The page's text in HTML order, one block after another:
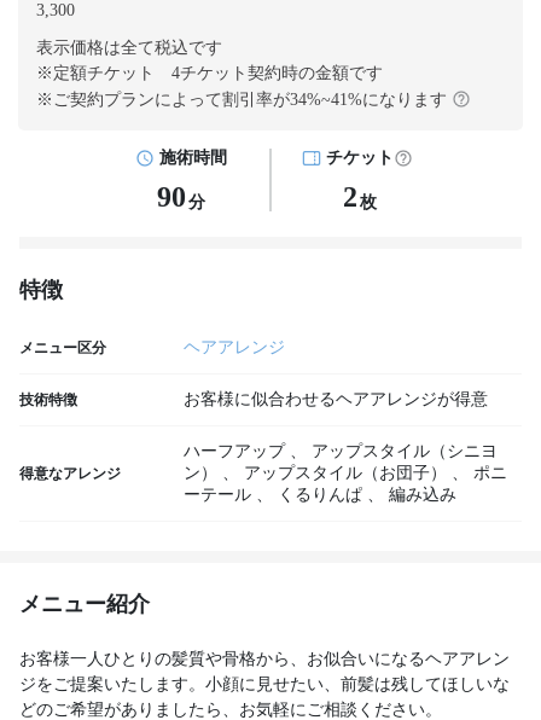
3,300
表示価格は全て税込です
※定額チケット 4チケット契約時の金額です
※ご契約プランによって割引率が34%~41%になります
施術時間
90 分
チケット
2 枚
特徴
メニュー区分 ヘアアレンジ
技術特徴 お客様に似合わせるヘアアレンジが得意
得意なアレンジ
ハーフアップ 、
アップスタイル（シニヨ
ン）
、 アップスタイル（お団子） 、
ポニ
ーテール 、 くるりんぱ 、 編み込み
メニュー紹介
お客様一人ひとりの髪質や骨格から、お似合いになるヘアアレン
ジをご提案いたします。小顔に見せたい、前髪は残してほしいな
どのご希望がありましたら、お気軽にご相談ください。